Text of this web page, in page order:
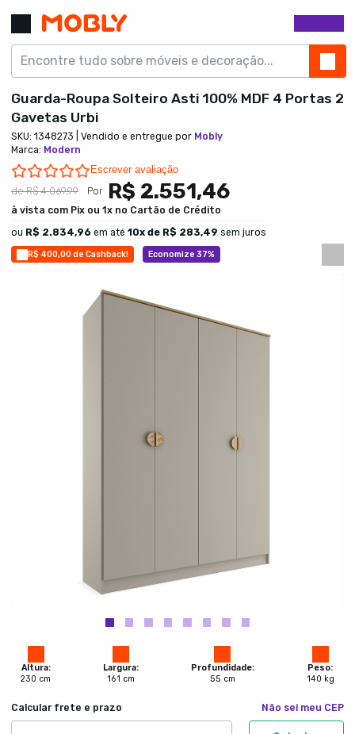
R$ 400,00 de Cashback! Economize 37%
Altura:
230 cm
Largura:
161 cm
Profundidade:
55 cm
Peso:
140 kg
Calcular frete e prazo Não sei meu CEP
Guarda-Roupa Solteiro Asti 100% MDF 4 Portas 2
Gavetas Urbi
SKU: 1348273 | Vendido e entregue por Mobly
Marca: Modern
0.0 star rating
Escrever avaliação
deR$ 4.069,99 Por R$ 2.551,46
à vista com Pix ou 1x no Cartão de Crédito
ou R$ 2.834,96 em até 10x de R$ 283,49 sem juros